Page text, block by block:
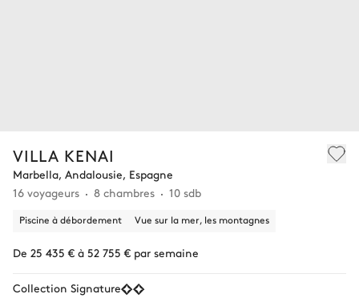
VILLA KENAI
Marbella, Andalousie, Espagne
16 voyageurs
8 chambres 10 sdb
Piscine à débordement Vue sur la mer, les montagnes
De 25 435 € à 52 755 € par semaine
Collection Signature